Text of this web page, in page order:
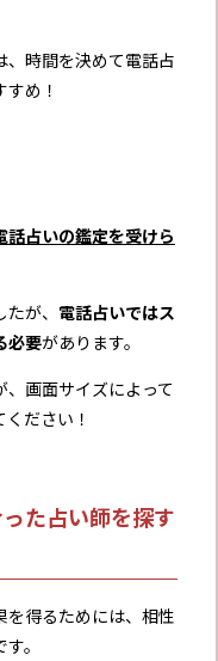
時間を決めて電話占
め！
話占いの鑑定を受けら
が、 電話占いではス
必要があります。
画面サイズによって
ださい！
た占い師を探す
を得るためには、相性
。